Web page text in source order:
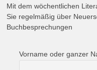
Mit dem wöchentlichen
Sie regelmäßig über
Buchbesprechungen
Vorname oder ganzer